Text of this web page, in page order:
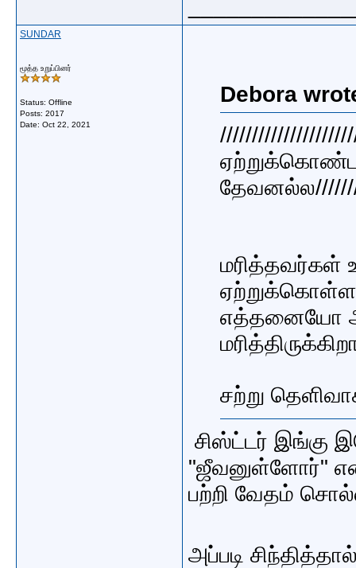
SUNDAR
மூத்த உறுப்பினர்
Status: Offline
Posts: 2017
Date: Oct 22, 2021
Debora
எத்தனையோ
சற்று
சிஸ்ட்டர் இங்கு
"ஜீவனுள்ளோர்"
பற்றி வேதம்
அப்படி